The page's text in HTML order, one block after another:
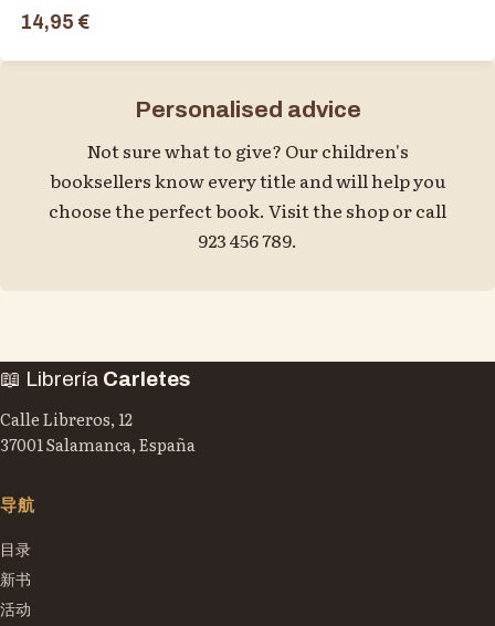
14,95 €
Personalised advice
Not sure what to give? Our children's
booksellers know every title and will help you
choose the perfect book. Visit the shop or call
923 456 789.
📖 Librería Carletes
Calle Libreros, 12
37001 Salamanca, España
导航
目录
新书
活动